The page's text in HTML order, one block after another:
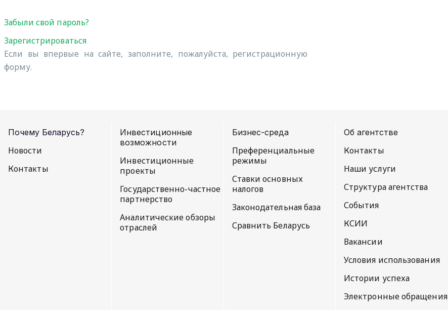
Забыли свой пароль?
Зарегистрироваться
Если вы впервые на сайте, заполните, пожалуйста, регистрационную
форму.
Почему Беларусь?
Новости
Контакты
Инвестиционные
возможности
Инвестиционные
проекты
Государственно-частное
партнерство
Аналитические обзоры
отраслей
Бизнес-среда
Преференциальные
режимы
Ставки основных
налогов
Законодательная база
Сравнить Беларусь
Об агентстве
Контакты
Наши услуги
Структура агентства
События
КСИИ
Вакансии
Условия использования
Истории успеха
Электронные обращения